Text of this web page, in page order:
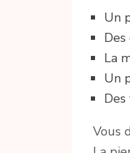
Un
La
Un
Vous